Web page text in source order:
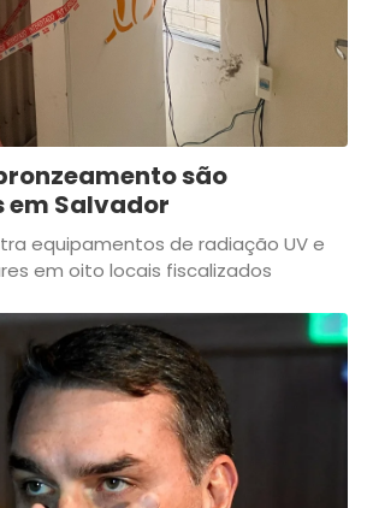
são
Salvador
equipamentos de radiação UV e
em oito locais fiscalizados